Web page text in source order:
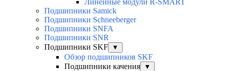
Подшипники Samick
Подшипники Schneeberger
Подшипники SNFA
Подшипники SNR
Подшипники SKF
▼
Обзор подшипников SKF
Подшипники качения
▼